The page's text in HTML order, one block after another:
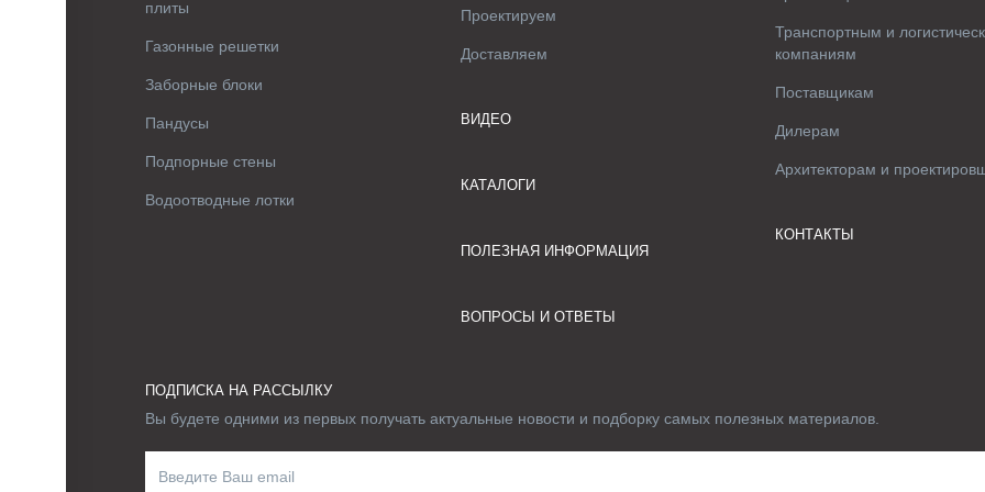
плиты
Газонные решетки
Заборные блоки
Пандусы
Подпорные стены
Водоотводные лотки
Проектируем
Доставляем
ВИДЕО
КАТАЛОГИ
ПОЛЕЗНАЯ ИНФОРМАЦИЯ
ВОПРОСЫ И ОТВЕТЫ
Транспортным и
компаниям
Поставщикам
Дилерам
Архитекторам и
КОНТАКТЫ
ПОДПИСКА НА РАССЫЛКУ
Вы будете одними из первых получать актуальные новости и подборку самых полезных материалов.